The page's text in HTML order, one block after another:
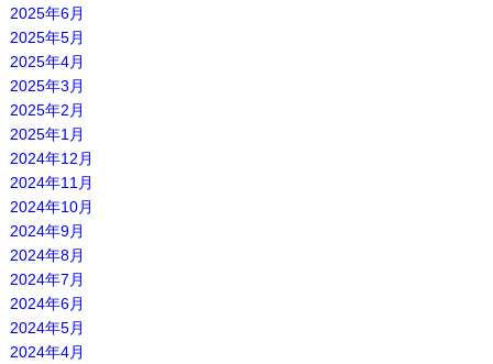
2025年6月
2025年5月
2025年4月
2025年3月
2025年2月
2025年1月
2024年12月
2024年11月
2024年10月
2024年9月
2024年8月
2024年7月
2024年6月
2024年5月
2024年4月